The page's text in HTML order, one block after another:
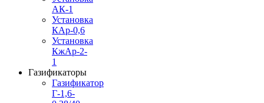
АК-1
Установка
КАр-0,6
Установка
КжАр-2-
1
Газификаторы
Газификатор
Г-1,6-